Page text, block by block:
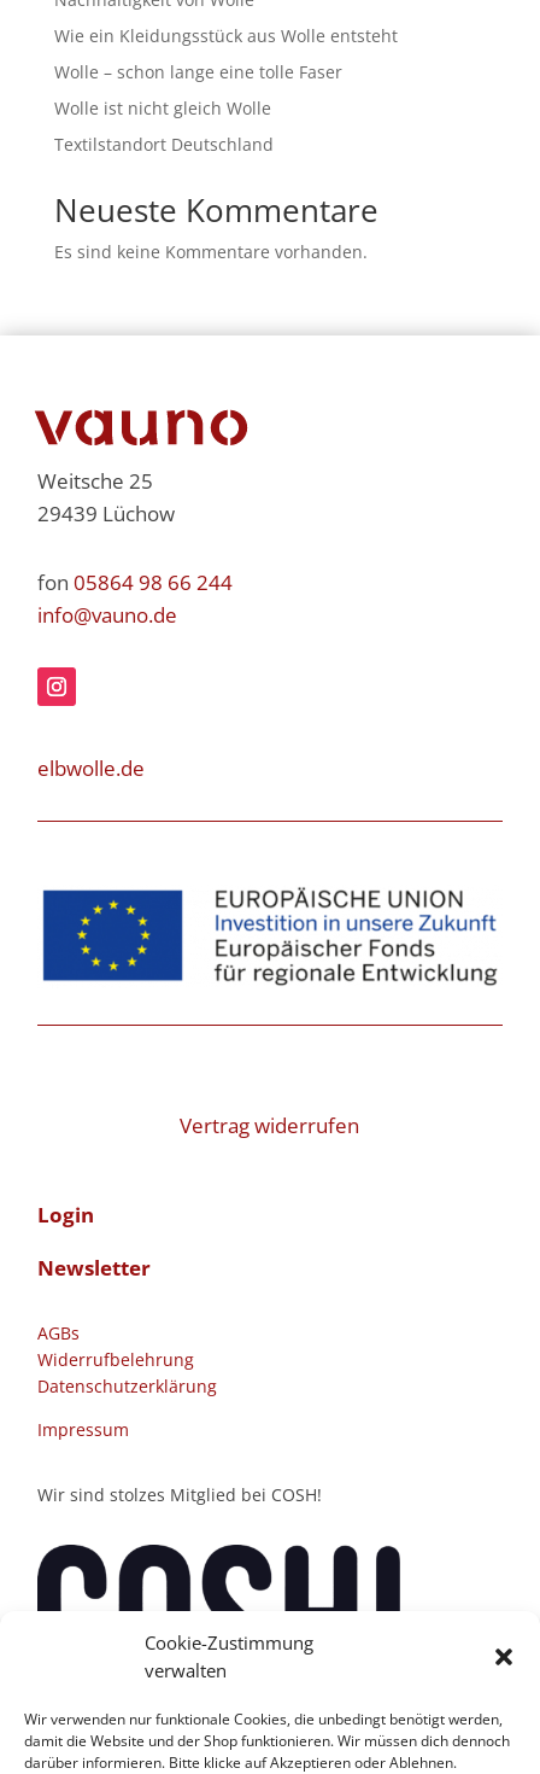
Cookie-Zustimmung
verwalten
Wir verwenden nur funktionale Cookies, die unbedingt benötigt werden,
damit die Website und der Shop funktionieren. Wir müssen dich dennoch
darüber informieren. Bitte klicke auf Akzeptieren oder Ablehnen.
Wie ein Kleidungsstück aus Wolle entsteht
Wolle – schon lange eine tolle Faser
Wolle ist nicht gleich Wolle
Textilstandort Deutschland
Neueste Kommentare
Es sind keine Kommentare vorhanden.
Weitsche 25
29439 Lüchow
fon05864 98 66 244
info@vauno.de
elbwolle.de
Vertrag widerrufen
Login
Newsletter
AGBs
Widerrufbelehrung
Datenschutzerklärung
Impressum
Wir sind stolzes Mitglied bei COSH!